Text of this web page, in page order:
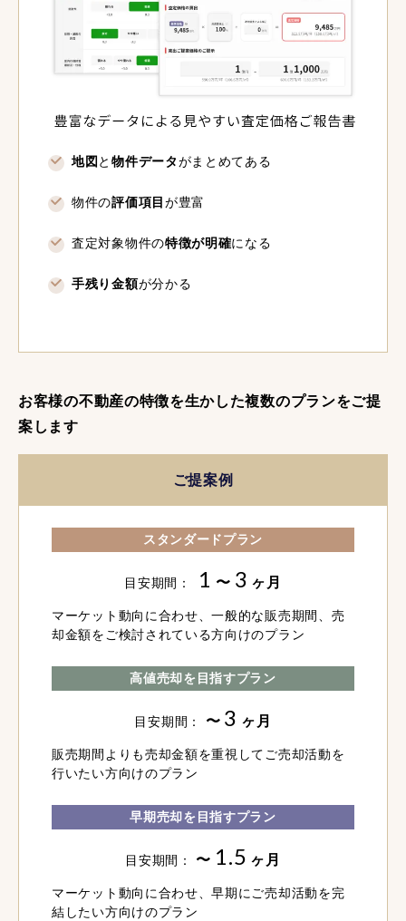
地図 と物件データがまとめてある
物件の評価項目 が豊富
査定対象物件の特徴が明確になる
手残り金額が分かる
お客様の不動産の特徴を生かした複数のプランをご提
案します
ご提案例
スタンダードプラン
目安期間： 1 〜 3 ヶ月
マーケット動向に合わせ、一般的な販売期間、売
却金額をご検討されている方向けのプラン
高値売却を目指すプラン
目安期間： 〜 3 ヶ月
販売期間よりも売却金額を重視してご売却活動を
行いたい方向けのプラン
早期売却を目指すプラン
目安期間： 〜 1.5 ヶ月
マーケット動向に合わせ、早期にご売却活動を完
結したい方向けのプラン